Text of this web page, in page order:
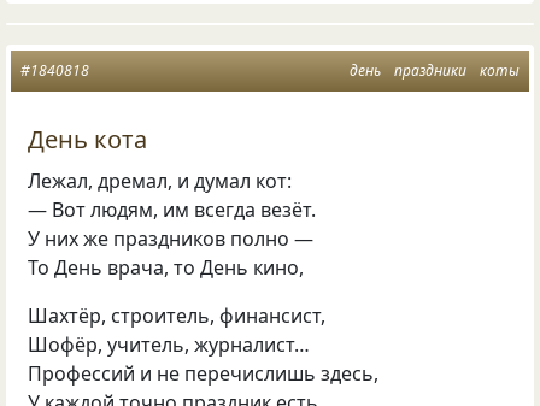
день праздники коты
#1840818
День кота
Лежал, дремал, и думал кот:
— Вот людям, им всегда везёт.
У них же праздников полно —
То День врача, то День кино,
Шахтёр, строитель, финансист,
Шофёр, учитель, журналист…
Профессий и не перечислишь здесь,